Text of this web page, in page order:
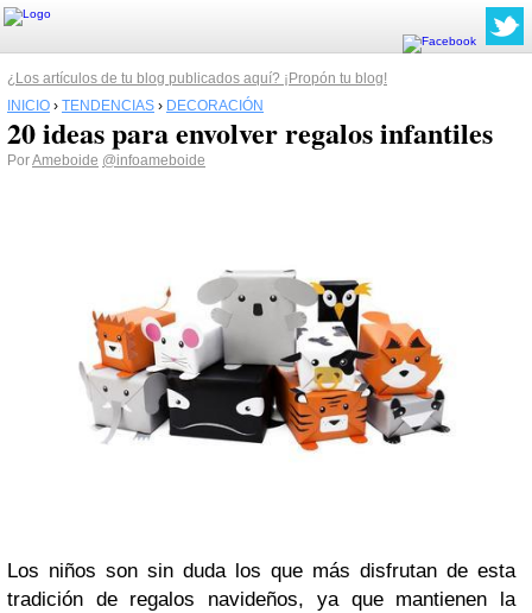
¿Los artículos de tu blog publicados aquí? ¡Propón tu blog!
INICIO › TENDENCIAS › DECORACIÓN
20 ideas para envolver regalos infantiles
PorAmeboide @infoameboide
Los niños son sin duda los que más disfrutan de esta
tradición de regalos navideños, ya que mantienen la